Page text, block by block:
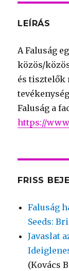
LEÍRÁS
A Faluság
közös/
és tisztelők
Faluság a
https://
FRISS
Faluság
Seeds:
Javaslat
(Kovács